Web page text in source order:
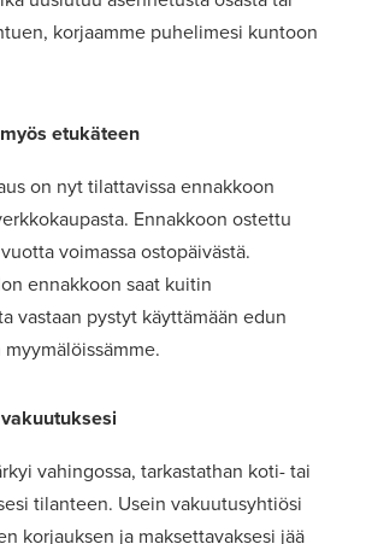
korjaamme puhelimesi kuntoon
etukäteen
on nyt tilattavissa ennakkoon
Ennakkoon ostettu
voimassa ostopäivästä.
ennakkoon saat kuitin
vastaan pystyt käyttämään edun
vahingossa, tarkastathan koti- tai
tilanteen. Usein vakuutusyhtiösi
korjauksen ja maksettavaksesi jää